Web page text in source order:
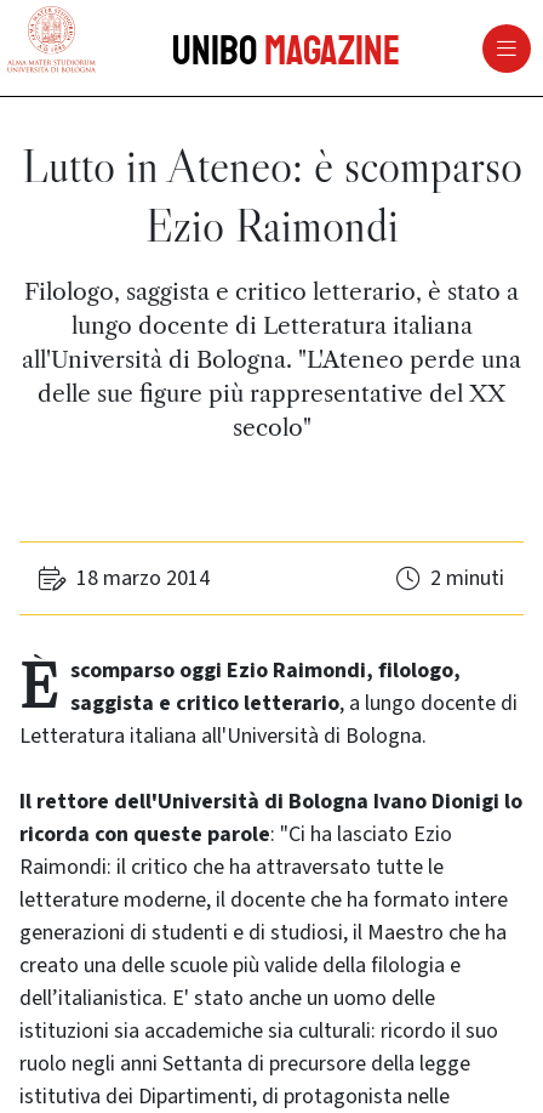
vai al contenuto della pagina
UniboMagazine
Lutto in Ateneo: è scomparso
Ezio Raimondi
Filologo, saggista e critico letterario, è stato a
lungo docente di Letteratura italiana
all'Università di Bologna. "L'Ateneo perde una
delle sue figure più rappresentative del XX
secolo"
18 marzo 2014 2 minuti
È scomparso oggi Ezio Raimondi, filologo, saggista e critico letterario, a lungo docente di
Letteratura italiana all'Università di Bologna.
Il rettore dell'Università di Bologna Ivano Dionigi lo
ricorda con queste parole: "Ci ha lasciato Ezio
Raimondi: il critico che ha attraversato tutte le
letterature moderne, il docente che ha formato intere
generazioni di studenti e di studiosi, il Maestro che ha
creato una delle scuole più valide della filologia e
dell’italianistica. E' stato anche un uomo delle
istituzioni sia accademiche sia culturali: ricordo il suo
ruolo negli anni Settanta di precursore della legge
istitutiva dei Dipartimenti, di protagonista nelle